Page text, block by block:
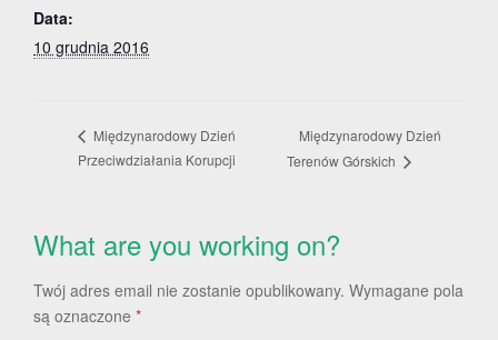
Data:
10 grudnia 2016
Międzynarodowy Dzień
Przeciwdziałania Korupcji
Międzynarodowy Dzień
Terenów Górskich
What are you working on?
Twój adres email nie zostanie opublikowany. Wymagane pola
są oznaczone *